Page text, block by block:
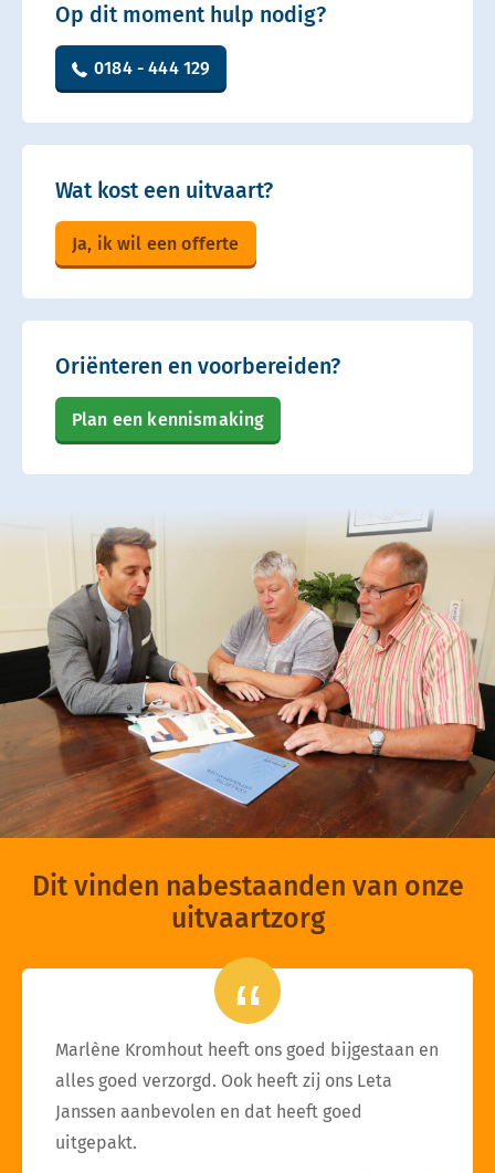
Op dit moment hulp nodig?
0184 - 444 129
Wat kost een uitvaart?
Ja, ik wil een offerte
Oriënteren en voorbereiden?
Plan een kennismaking
Dit vinden nabestaanden van onze
uitvaartzorg
Marlène Kromhout heeft ons goed bijgestaan en
alles goed verzorgd. Ook heeft zij ons Leta
Janssen aanbevolen en dat heeft goed
uitgepakt.